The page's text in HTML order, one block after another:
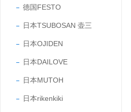
德国FESTO
日本TSUBOSAN 壶三
日本OJIDEN
日本DAILOVE
日本MUTOH
日本rikenkiki